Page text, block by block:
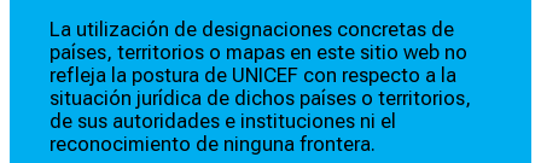
La utilización de designaciones concretas de
países, territorios o mapas en este sitio web no
refleja la postura de UNICEF con respecto a la
situación jurídica de dichos países o territorios,
de sus autoridades e instituciones ni el
reconocimiento de ninguna frontera.